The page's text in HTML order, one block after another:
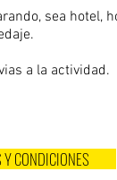
sea hotel,
a la actividad.
CONDICIONES